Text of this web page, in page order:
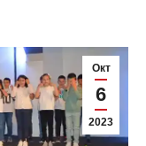
Окт
6
2023